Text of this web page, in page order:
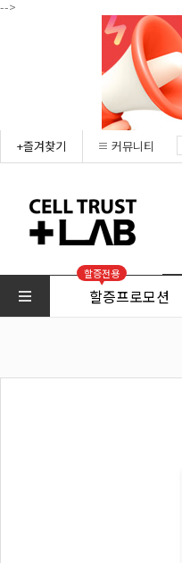
-->
+즐겨찾기 커뮤니티
할증전용
할증프로모션